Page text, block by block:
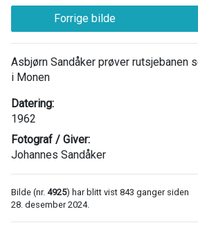
Forrige bilde
Asbjørn Sandåker prøver rutsjebanen
i Monen
Datering:
1962
Fotograf / Giver:
Johannes Sandåker
Bilde (nr. 4925) har blitt vist 843 ganger siden
28. desember 2024.